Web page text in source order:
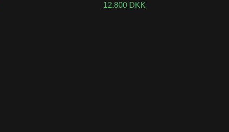
12.800 DKK